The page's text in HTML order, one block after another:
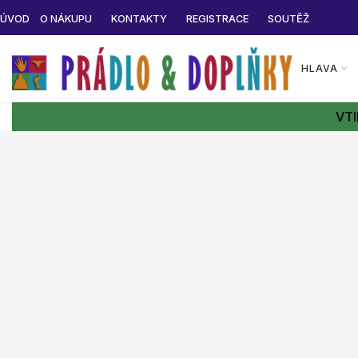
ÚVOD O NÁKUPU KONTAKTY REGISTRACE SOUTĚŽ
HLAVA